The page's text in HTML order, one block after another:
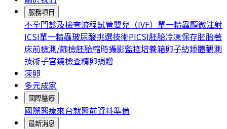
服務項目
不孕門診及檢查流程試管嬰兒（IVF） 單一精蟲顯微注射
ICSI單一精蟲玻尿酸挑選技術PICSI胚胎冷凍保存胚胎著
床前檢測/篩檢胚胎縮時攝影監控培養箱卵子紡錘體觀測
技術子宮鏡檢查精卵捐贈
凍卵
多元成家
國際醫療
國際醫療來台就醫前資料準備
最新消息